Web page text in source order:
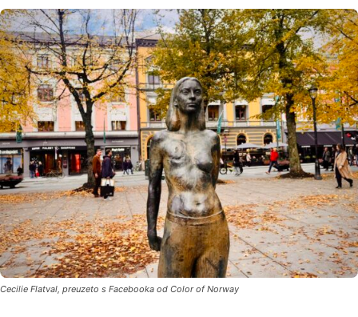
Cecilie Flatval, preuzeto s Facebooka od Color of Norway